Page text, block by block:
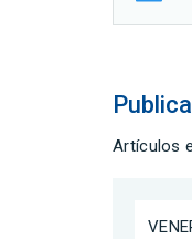
Artículos